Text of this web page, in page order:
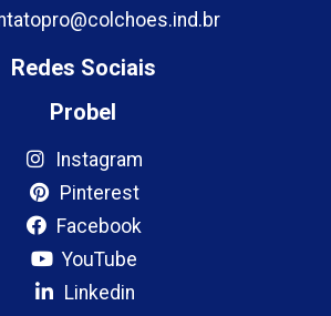
Redes Sociais
Probel
Instagram
Pinterest
Facebook
YouTube
Linkedin